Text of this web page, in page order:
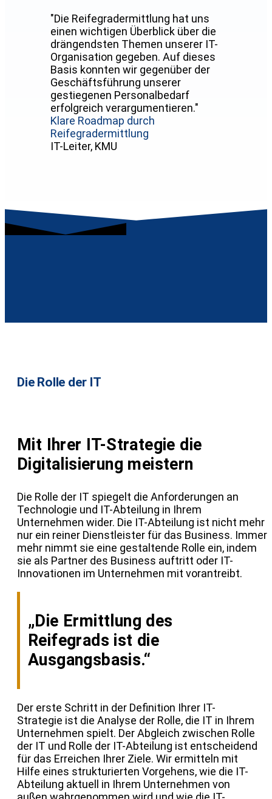
"Die Reifegradermittlung hat uns
einen wichtigen Überblick über die
drängendsten Themen unserer IT-
Organisation gegeben. Auf dieses
Basis konnten wir gegenüber der
Geschäftsführung unserer
gestiegenen Personalbedarf
erfolgreich verargumentieren."
Klare Roadmap durch
Reifegradermittlung
IT-Leiter, KMU
Die Rolle der IT
Mit Ihrer IT-Strategie die
Digitalisierung meistern
Die Rolle der IT spiegelt die Anforderungen an
Technologie und IT-Abteilung in Ihrem
Unternehmen wider. Die IT-Abteilung ist nicht mehr
nur ein reiner Dienstleister für das Business. Immer
mehr nimmt sie eine gestaltende Rolle ein, indem
sie als Partner des Business auftritt oder IT-
Innovationen im Unternehmen mit vorantreibt.
„Die Ermittlung des
Reifegrads ist die
Ausgangsbasis.“
Der erste Schritt in der Definition Ihrer IT-
Strategie ist die Analyse der Rolle, die IT in Ihrem
Unternehmen spielt. Der Abgleich zwischen Rolle
der IT und Rolle der IT-Abteilung ist entscheidend
für das Erreichen Ihrer Ziele. Wir ermitteln mit
Hilfe eines strukturierten Vorgehens, wie die IT-
Abteilung aktuell in Ihrem Unternehmen von